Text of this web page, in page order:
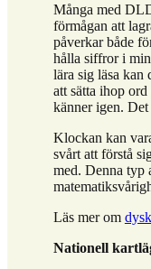
Många med
förmågan att
påverkar både
hålla siffror i
lära sig läsa kan
att sätta ihop
känner igen. Det
Klockan kan
svårt att förstå
med. Denna typ
Läs mer om
Nationell